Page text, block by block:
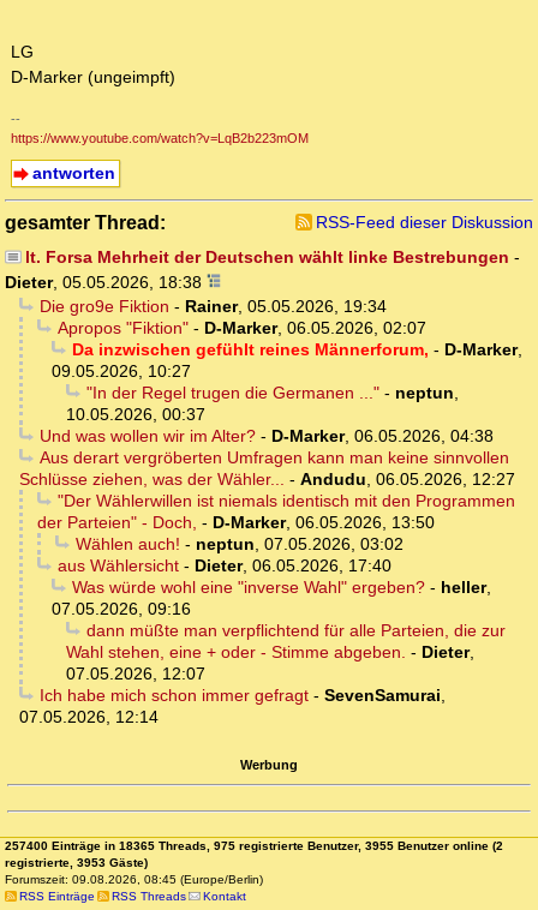
LG
D-Marker (ungeimpft)
--
https://www.youtube.com/watch?v=LqB2b223mOM
antworten
gesamter Thread:
RSS-Feed dieser Diskussion
lt. Forsa Mehrheit der Deutschen wählt linke Bestrebungen -
Dieter, 05.05.2026, 18:38
Die gro9e Fiktion - Rainer, 05.05.2026, 19:34
Apropos "Fiktion"- D-Marker, 06.05.2026, 02:07
Da inzwischen gefühlt reines Männerforum, - D-Marker,
09.05.2026, 10:27
"In der Regel trugen die Germanen ..."- neptun,
10.05.2026, 00:37
Und was wollen wir im Alter?- D-Marker, 06.05.2026, 04:38
Aus derart vergröberten Umfragen kann man keine sinnvollen
Schlüsse ziehen, was der Wähler... - Andudu, 06.05.2026, 12:27
"Der Wählerwillen ist niemals identisch mit den Programmen
der Parteien" - Doch, - D-Marker, 06.05.2026, 13:50
Wählen auch! - neptun, 07.05.2026, 03:02
aus Wählersicht- Dieter, 06.05.2026, 17:40
Was würde wohl eine "inverse Wahl" ergeben?- heller,
07.05.2026, 09:16
dann müßte man verpflichtend für alle Parteien, die zur
Wahl stehen, eine + oder - Stimme abgeben. - Dieter,
07.05.2026, 12:07
Ich habe mich schon immer gefragt- SevenSamurai,
07.05.2026, 12:14
Werbung
257400 Einträge in 18365 Threads, 975 registrierte Benutzer, 3955 Benutzer online (2
registrierte, 3953 Gäste)
Forumszeit: 09.08.2026, 08:45 (Europe/Berlin)
RSS Einträge
RSS Threads Kontakt